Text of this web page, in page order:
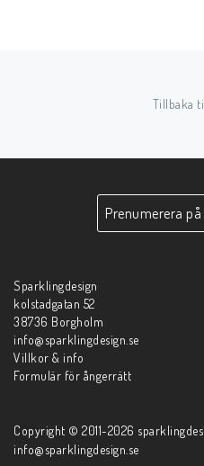
Tillbaka
Prenumerera
Sparklingdesign
kolstadgatan 52
38736 Borgholm
info@sparklingdesign.se
Villkor & info
Formulär för ångerrätt
Copyright © 2011-2026
info@sparklingdesign.se